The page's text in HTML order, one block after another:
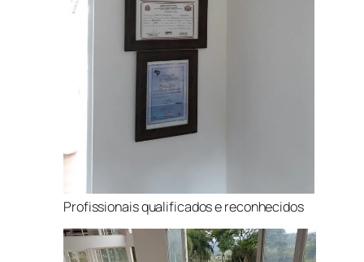
Profissionais qualificados e reconhecidos